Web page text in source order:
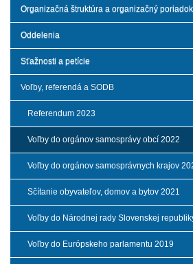
Organizačná štruktúra a organizačný poriadok
Oddelenia
Sťažnosti a petície
Voľby, referendá a SODB
Referendum 2023
Voľby do orgánov samosprávy obcí 2022
Voľby do orgánov samosprávnych krajov
Sčítanie obyvateľov, domov a bytov 2021
Voľby do Národnej rady Slovenskej
Voľby do Európskeho parlamentu 2019